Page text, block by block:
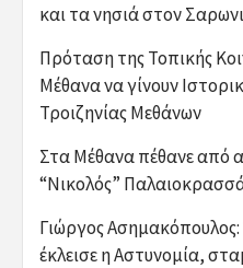
και τα νησιά στον
Πρόταση της Τοπικής
Μέθανα να γίνουν
Τροιζηνίας Μεθάνων
Στα Μέθανα πέθανε από
“Νικολός”
Γιώργος
έκλεισε η Αστυνομία,